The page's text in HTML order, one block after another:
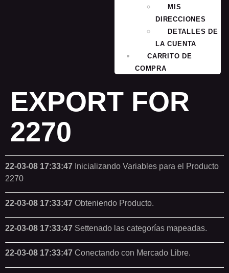
MIS
DIRECCIONES
DETALLES DE
LA CUENTA
CARRITO DE
COMPRA
EXPORT FOR
2270
22-03-08 17:33:47 Inicializando Variables para el Producto
2270
22-03-08 17:33:47 Obteniendo Producto.
22-03-08 17:33:47 Settenado las categorías mapeadas.
22-03-08 17:33:47 Conectando con Mercado Libre.